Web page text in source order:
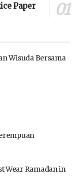
Paper
Wisuda Bersama
Wear Ramadan in